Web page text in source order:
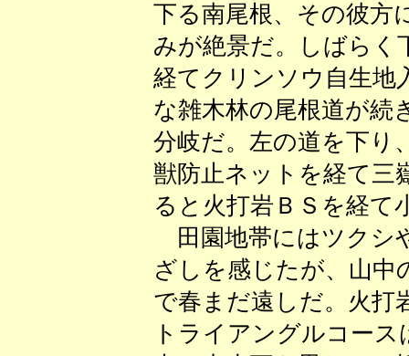
下る南尾根、その彼方
みが絶景だ。しばらく
経てクリンソウ自生地
な雑木林の尾根道が続
分岐だ。左の道を下り
獣防止ネットを経て三
ると火打岩ＢＳを経て
田園地帯にはツクシ
ざしを感じたが、山中
で春まだ遠しだ。火打
トライアングルコー